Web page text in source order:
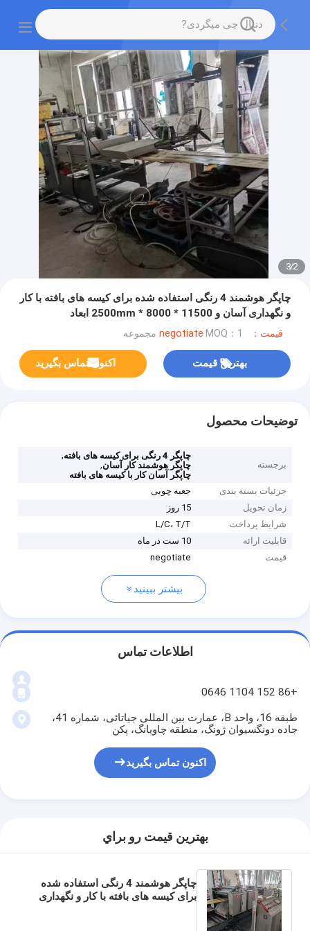
2
/
3
چاپگر هوشمند 4 رنگی استفاده شده برای کیسه های بافته با کار
و نگهداری آسان و 11500 * 8000 * 2500mm ابعاد
قیمت：negotiate MOQ：1 مجموعه
بهترین قیمت اکنون تماس بگیرید
توضیحات محصول
برجسته
چاپگر 4 رنگی برای کیسه های بافته
,
چاپگر هوشمند کار آسان,
چاپگر آسان کار با کیسه های بافته
جزئیات بسته بندی
جعبه چوبی
زمان تحویل
15 روز
شرایط پرداخت
L/C، T/T
قابلیت ارائه
10 ست در ماه
قیمت
negotiate
بیشتر ببینید
اطلاعات تماس
+86 152 1104 0646
طبقه 16، واحد B، عمارت بین المللی جیاتائی، شماره 41،
جاده دونگسیوان ژونگ، منطقه چاویانگ، پکن
اکنون تماس بگیرید
بهترين قيمت رو براي
چاپگر هوشمند 4 رنگی استفاده شده
برای کیسه های بافته با کار و نگهداری